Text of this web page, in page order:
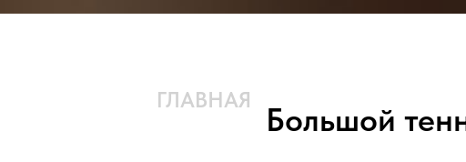
ГЛАВНАЯ
Большой